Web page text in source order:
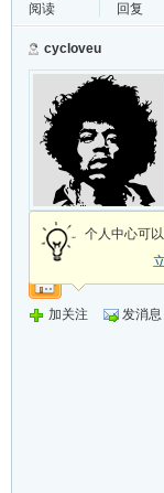
阅读
回复
cycloveu
侠客
个人中心可
加关注 发消息